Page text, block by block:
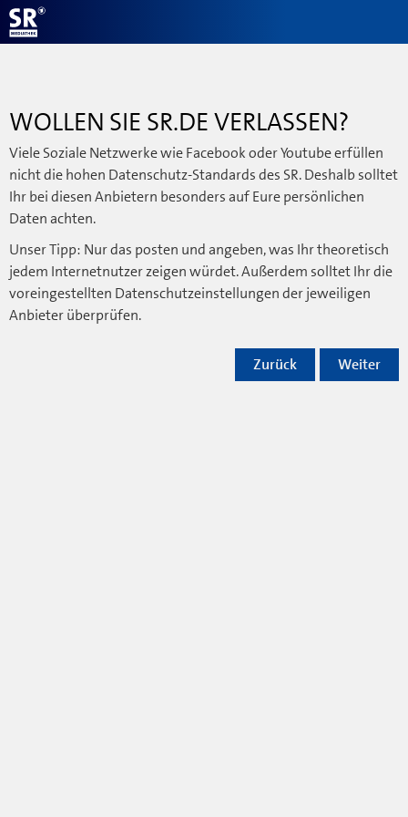
WOLLEN SIE SR.DE VERLASSEN?
Viele Soziale Netzwerke wie Facebook oder Youtube erfüllen
nicht die hohen Datenschutz-Standards des SR. Deshalb solltet
Ihr bei diesen Anbietern besonders auf Eure persönlichen
Daten achten.
Unser Tipp: Nur das posten und angeben, was Ihr theoretisch
jedem Internetnutzer zeigen würdet. Außerdem solltet Ihr die
voreingestellten Datenschutzeinstellungen der jeweiligen
Anbieter überprüfen.
Weiter
Zurück